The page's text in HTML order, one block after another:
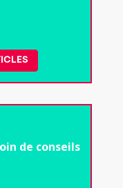
de conseils